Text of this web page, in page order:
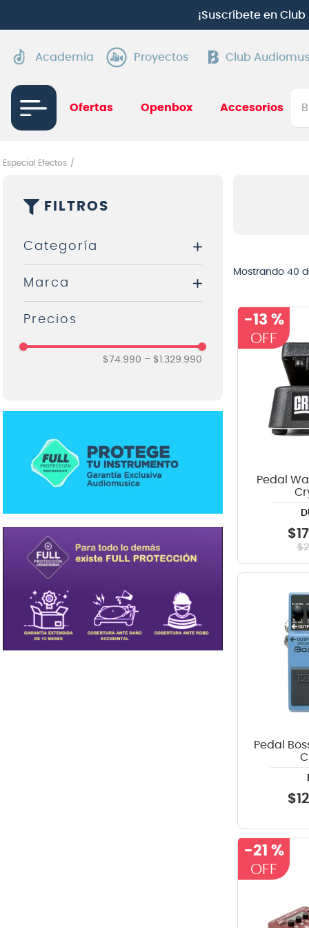
Aprovecha cuotas sin interés:Hasta 24
Academia Proyectos Club
Ofertas Openbox Accesorios
Especial Efectos
FILTROS
Categoría
Amplificadores de Guitarra
Pedales y Efectos Guitarra
Percusión
Marca
Boss
Dunlop
Line 6
Roland
TC Electronic
Vox
Zoom
$74.990 – $1.329.990
Mostrando 40
-13 %
Pedal
$
$
Pedal
$
-21 %
7.
8
.
.